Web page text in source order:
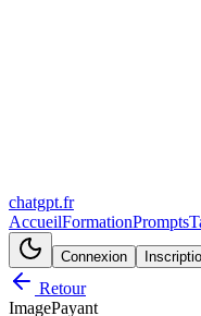
chatgpt.fr
AccueilFormationPrompts
Connexion
Retour
ImagePayant